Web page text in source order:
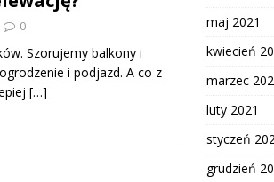
0
Szorujemy balkony i
i podjazd. A co z
[…]
maj 2021
kwiecień
marzec
luty 2021
styczeń
grudzień